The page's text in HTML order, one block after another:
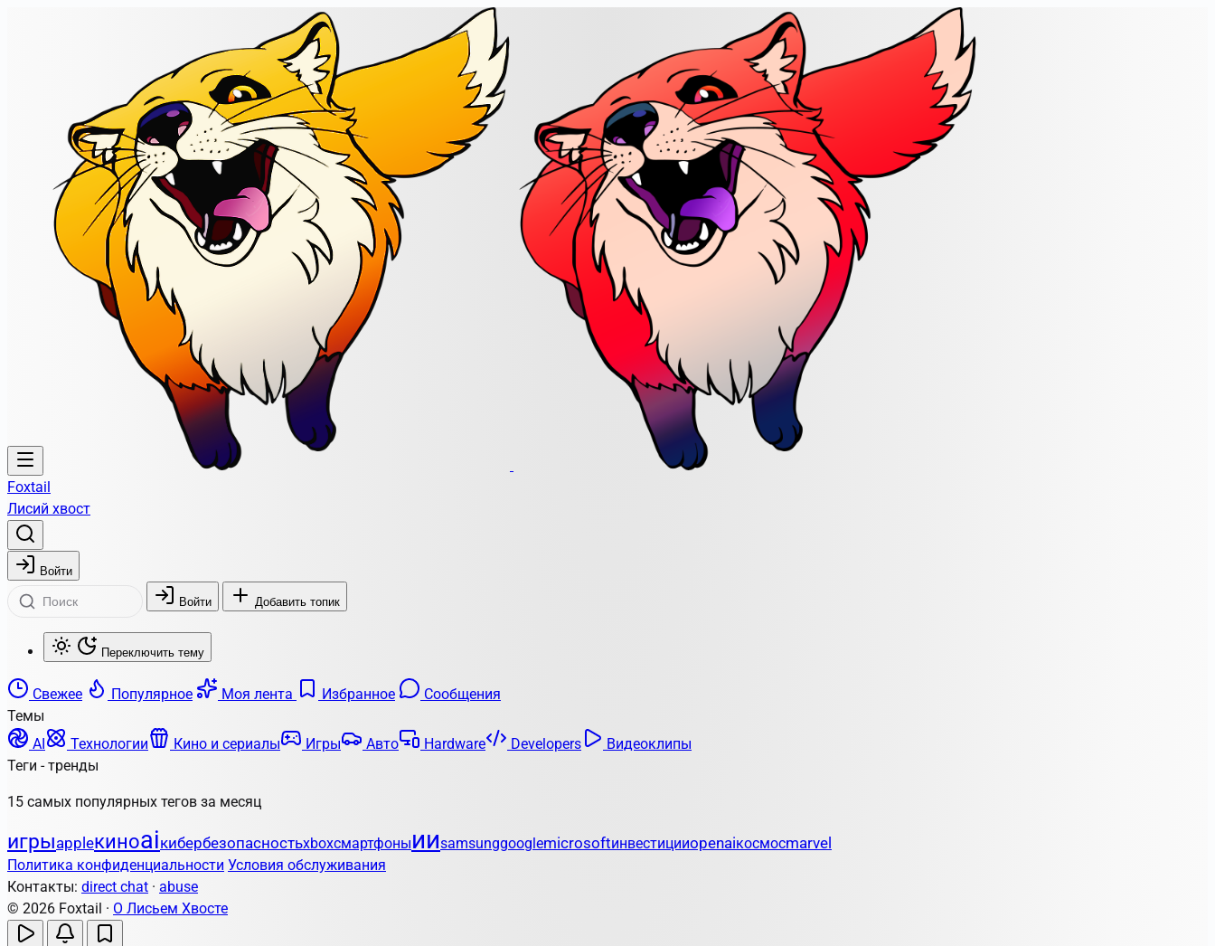
Foxtail
Лисий хвост
Войти
Войти Добавить топик
Переключить тему
Свежее Популярное Моя лента Избранное
Сообщения
Темы
AI
Технологии Кино и сериалы Игры Авто Hardware Developers
Видеоклипы
Теги - тренды
15 самых популярных тегов за месяц
игрыappleкиноaiкибербезопасностьxboxсмартфоныииsamsunggooglemicrosoftинвестицииopenaiкосмосmarvel
Политика конфиденциальности Условия обслуживания
Контакты: direct chat · abuse
© 2026 Foxtail · О Лисьем Хвосте